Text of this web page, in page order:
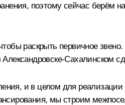
поэтому сейчас берём
раскрыть первичное
Сахалинском
и в целом для
мы строим